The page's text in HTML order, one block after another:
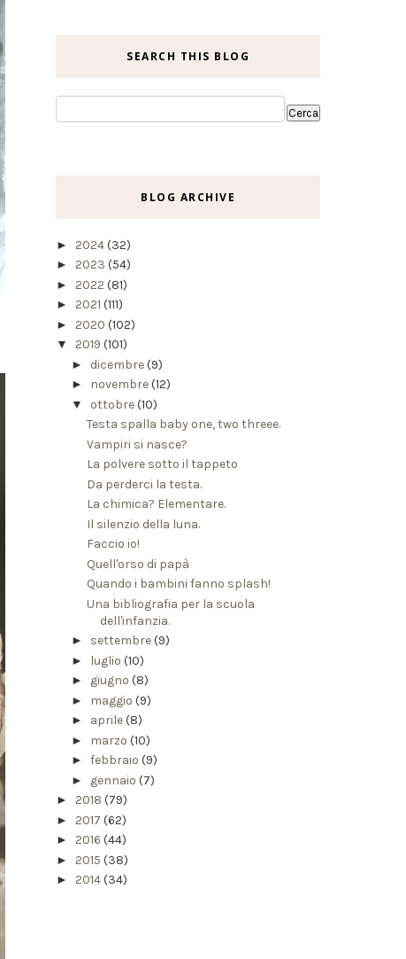
SEARCH THIS BLOG
BLOG ARCHIVE
► 2024(32)
► 2023 (54)
► 2022 (81)
► 2021 (111)
► 2020 (102)
▼ 2019 (101)
► dicembre(9)
► novembre(12)
▼ ottobre(10)
Testa spalla baby one, two threee.
Vampiri si nasce?
La polvere sotto il tappeto
Da perderci la testa.
La chimica? Elementare.
Il silenzio della luna.
Faccio io!
Quell'orso di papà
Quando i bambini fanno splash!
Una bibliografia per la scuola
dell'infanzia.
► settembre(9)
► luglio (10)
► giugno (8)
► maggio (9)
► aprile(8)
► marzo (10)
► febbraio (9)
► gennaio (7)
► 2018 (79)
► 2017 (62)
► 2016 (44)
► 2015 (38)
► 2014(34)